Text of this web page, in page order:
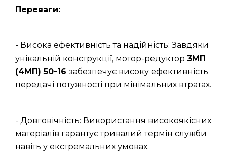
Переваги:
- Висока ефективність та надійність: Завдяки
унікальній конструкції, мотор-редуктор 3МП
(4МП) 50-16 забезпечує високу ефективність
передачі потужності при мінімальних втратах.
- Довговічність: Використання високоякісних
матеріалів гарантує тривалий термін служби
навіть у екстремальних умовах.